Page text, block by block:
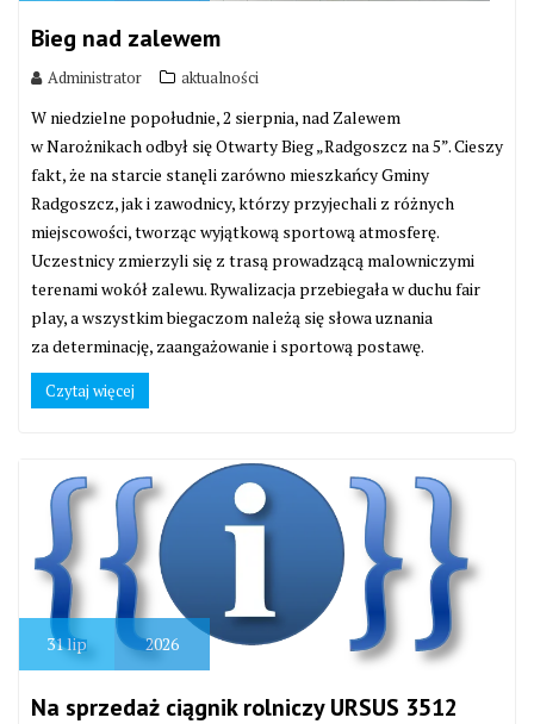
Bieg nad zalewem
Administrator aktualności
W niedzielne popołudnie, 2 sierpnia, nad Zalewem
w Narożnikach odbył się Otwarty Bieg „Radgoszcz na 5”. Cieszy
fakt, że na starcie stanęli zarówno mieszkańcy Gminy
Radgoszcz, jak i zawodnicy, którzy przyjechali z różnych
miejscowości, tworząc wyjątkową sportową atmosferę.
Uczestnicy zmierzyli się z trasą prowadzącą malowniczymi
terenami wokół zalewu. Rywalizacja przebiegała w duchu fair
play, a wszystkim biegaczom należą się słowa uznania
za determinację, zaangażowanie i sportową postawę.
Czytaj więcej
31lip 2026
Na sprzedaż ciągnik rolniczy URSUS 3512